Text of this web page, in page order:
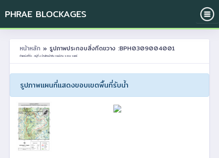
PHRAE BLOCKAGES
หน้าหลัก » รูปภาพประกอบสิ่งกีดขวาง :BPH0309004001
ตำแหน่งที่ตั้ง : หมู่ที่ 4 บ้านโคนป่าหิน ต.แม่ปาน อ.ลอง จ.แพร่
รูปภาพแผนที่แสดงขอบเขตพื้นที่รับน้ำ